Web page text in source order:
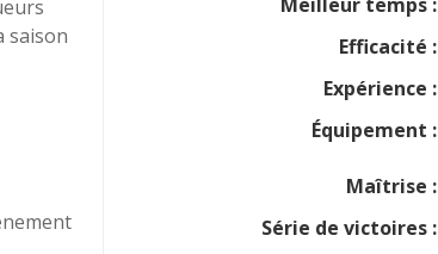
saison
Efficacité :
Expérience :
Équipement :
Maîtrise :
Série de victoires :